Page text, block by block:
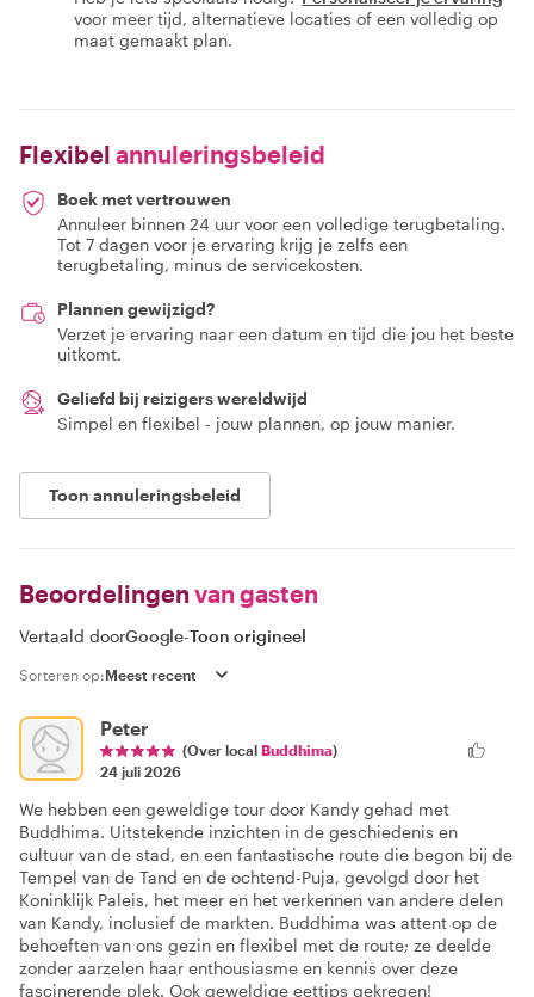
voor meer tijd, alternatieve locaties of een volledig op
maat gemaakt plan.
Flexibel annuleringsbeleid
Boek met vertrouwen
Annuleer binnen 24 uur voor een volledige terugbetaling.
Tot 7 dagen voor je ervaring krijg je zelfs een
terugbetaling, minus de servicekosten.
Plannen gewijzigd?
Verzet je ervaring naar een datum en tijd die jou het beste
uitkomt.
Geliefd bij reizigers wereldwijd
Simpel en flexibel - jouw plannen, op jouw manier.
Toon annuleringsbeleid
Beoordelingen van gasten
Vertaald doorGoogle-Toon origineel
Sorteren op:
Peter
(Over local Buddhima)
24 juli 2026
We hebben een geweldige tour door Kandy gehad met
Buddhima. Uitstekende inzichten in de geschiedenis en
cultuur van de stad, en een fantastische route die begon bij de
Tempel van de Tand en de ochtend-Puja, gevolgd door het
Koninklijk Paleis, het meer en het verkennen van andere delen
van Kandy, inclusief de markten. Buddhima was attent op de
behoeften van ons gezin en flexibel met de route; ze deelde
zonder aarzelen haar enthousiasme en kennis over deze
fascinerende plek. Ook geweldige eettips gekregen!